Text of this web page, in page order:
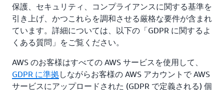
保護、セキュリティ、コンプライアンスに関する基準を
引き上げ、かつこれらを調和させる厳格な要件が含まれ
ています。詳細については、以下の「GDPR に関するよ
くある質問」をご覧ください。
AWS のお客様はすべての AWS サービスを使用して、
GDPR に準拠しながらお客様の AWS アカウントで AWS
サービスにアップロードされた (GDPR で定義される) 個